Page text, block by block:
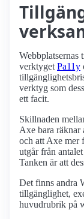
Webbplatsernas
verktyget Pa11y
verktyg som
ett facit.
Skillnaden
Axe bara räknar
och att Axe mer
utgår från
Tanken är att
Det finns andra
tillgänglighet,
huvudrubrik på